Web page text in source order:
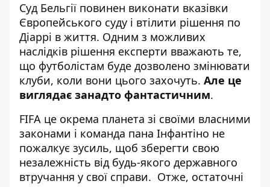
Суд Бельгії повинен виконати вказівки
Європейського суду і втілити рішення по
Діаррі в життя. Одним з можливих
наслідків рішення експерти вважають те,
що футболістам буде дозволено змінювати
клуби, коли вони цього захочуть. Але це
виглядає занадто фантастичним.
FIFA це окрема планета зі своїми власними
законами і команда пана Інфантіно не
пожалкує зусиль, щоб зберегти свою
незалежність від будь-якого державного
втручання у свої справи. Отже, остаточні